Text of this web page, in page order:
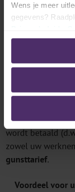
Wens je meer
gegevens?
* Opgelet, er zijn
overuren uit te
of de netto-
gevallen betaalt
Zie ook verder ‘
Fiscaal
Voor 130
wordt betaald
zowel uw
gunsttarief.
Voordeel voor